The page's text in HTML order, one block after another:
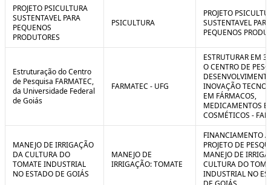
PROJETO PSICULTURA
SUSTENTAVEL PARA
PEQUENOS
PRODUTORES
PSICULTURA
PROJETO
SUSTENTAVEL PARA
PEQUENOS
Estruturação do Centro
de Pesquisa FARMATEC,
da Universidade Federal
de Goiás
FARMATEC - UFG
ESTRUTURAR EM
O CENTRO DE
INOVAÇÃO
EM FÁRMACOS,
MEDICAMENTOS E
COSMÉTICOS -
MANEJO DE IRRIGAÇÃO
DA CULTURA DO
TOMATE INDUSTRIAL
NO ESTADO DE GOIÁS
MANEJO DE
IRRIGAÇÃO: TOMATE
FINANCIAMENTO
PROJETO DE
MANEJO DE
CULTURA DO
INDUSTRIAL NO